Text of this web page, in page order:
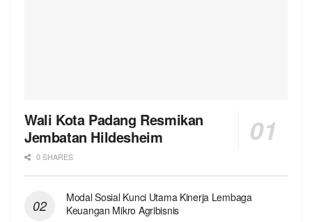
Wali Kota Padang Resmikan
Jembatan Hildesheim
0 SHARES
Modal Sosial Kunci Utama Kinerja Lembaga
Keuangan Mikro Agribisnis